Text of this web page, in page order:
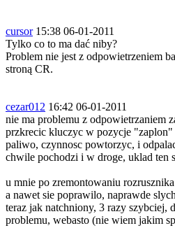
cursor15:38 06-01-2011
Tylko co to ma dać niby?
Problem nie jest z odpowietrzeniem
stroną CR.
cezar012 16:42 06-01-2011
nie ma problemu z odpowietrzaniem
przkrecic kluczyc w pozycje "zaplon"
paliwo, czynnosc powtorzyc, i
chwile pochodzi i w droge, uklad ten
u mnie po zremontowaniu
a nawet sie poprawilo, naprawde
teraz jak natchniony, 3 razy szybciej,
problemu, webasto (nie wiem jakim